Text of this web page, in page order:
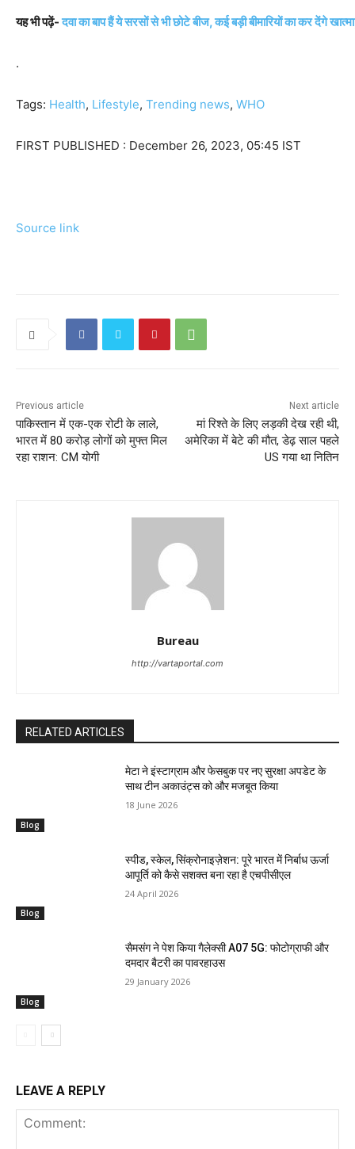
यह भी पढ़ें-दवा का बाप हैं ये सरसों से भी छोटे बीज, कई बड़ी बीमारियों का कर देंगे
.
Tags: Health, Lifestyle, Trending news, WHO
FIRST PUBLISHED : December 26, 2023, 05:45 IST
Source link
Previous article
पाकिस्तान में एक-एक रोटी के लाले,
भारत में 80 करोड़ लोगों को मुफ्त मिल
रहा राशन: CM योगी
Next article
मां रिश्ते के लिए लड़की देख रही थी,
अमेरिका में बेटे की मौत, डेढ़ साल पहले
US गया था नितिन
Bureau
http://vartaportal.com
RELATED ARTICLES
Blog
मेटा ने इंस्टाग्राम और फेसबुक पर नए सुरक्षा अपडेट के
साथ टीन अकाउंट्स को और मजबूत किया
18 June 2026
Blog
स्पीड, स्केल, सिंक्रोनाइज़ेशन: पूरे भारत में निर्बाध ऊर्जा
आपूर्ति को कैसे सशक्त बना रहा है एचपीसीएल
24 April 2026
Blog
सैमसंग ने पेश किया गैलेक्सी A07 5G: फोटोग्राफी और
दमदार बैटरी का पावरहाउस
29 January 2026
LEAVE A REPLY